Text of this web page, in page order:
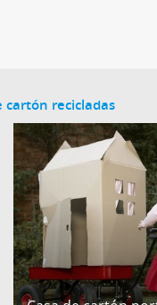
cartón recicladas